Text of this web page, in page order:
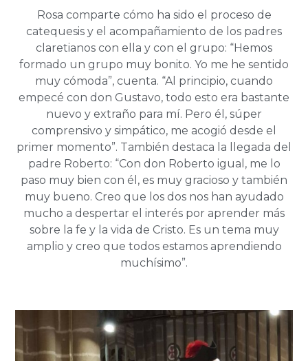
Rosa comparte cómo ha sido el proceso de
catequesis y el acompañamiento de los padres
claretianos con ella y con el grupo: “Hemos
formado un grupo muy bonito. Yo me he sentido
muy cómoda”, cuenta. “Al principio, cuando
empecé con don Gustavo, todo esto era bastante
nuevo y extraño para mí. Pero él, súper
comprensivo y simpático, me acogió desde el
primer momento”. También destaca la llegada del
padre Roberto: “Con don Roberto igual, me lo
paso muy bien con él, es muy gracioso y también
muy bueno. Creo que los dos nos han ayudado
mucho a despertar el interés por aprender más
sobre la fe y la vida de Cristo. Es un tema muy
amplio y creo que todos estamos aprendiendo
muchísimo”.